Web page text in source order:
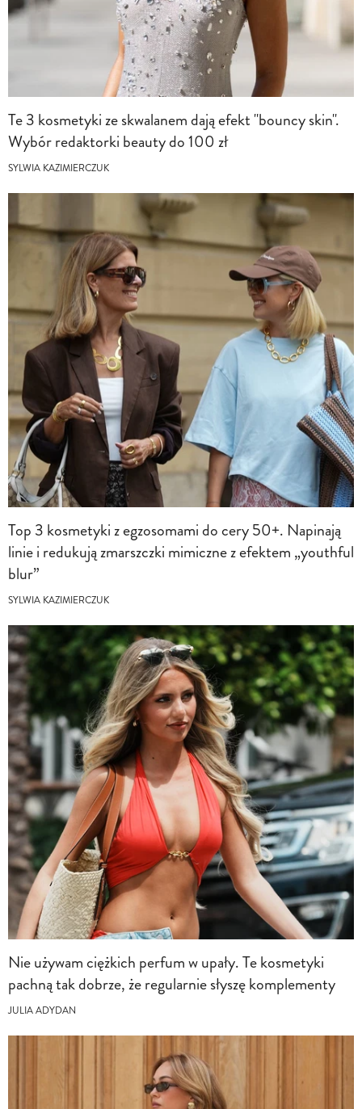
Te 3 kosmetyki ze skwalanem dają efekt "bouncy skin".
Wybór redaktorki beauty do 100 zł
SYLWIA KAZIMIERCZUK
Top 3 kosmetyki z egzosomami do cery 50+. Napinają
linie i redukują zmarszczki mimiczne z efektem „youthful
blur”
SYLWIA KAZIMIERCZUK
Nie używam ciężkich perfum w upały. Te kosmetyki
pachną tak dobrze, że regularnie słyszę komplementy
JULIA ADYDAN